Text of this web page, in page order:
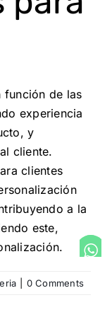
función de las
experiencia
y
cliente.
clientes
a la
este,
0 Comments